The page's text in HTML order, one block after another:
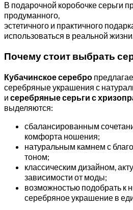
В подарочной коробочке серьги
продуманного,
эстетичного и практичного
использоваться в реальной
Почему стоит выбрать
Кубачинское серебро
серебряные украшения с
и серебряные серьги с
выделяются:
сбалансированным
комфорта ношения;
натуральным камнем с
тоном;
классическим дизайном,
зависимости от моды;
возможностью подобрать к
серебряное украшение в